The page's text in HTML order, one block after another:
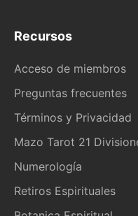
Recursos
Acceso de miembros
Preguntas frecuentes
Términos y Privacidad
Mazo Tarot 21
Numerología
Retiros Espirituales